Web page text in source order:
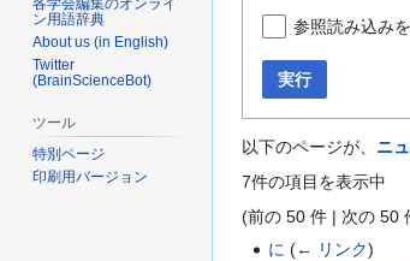
参照読み込み
実行
以下のページが、 ニ
7件の項目を表示中
(前の 50 件 | 次の 50
に (← リンク)
ン用語辞典
About us (in English)
Twitter
(BrainScienceBot)
ツール
特別ページ
印刷用バージョン